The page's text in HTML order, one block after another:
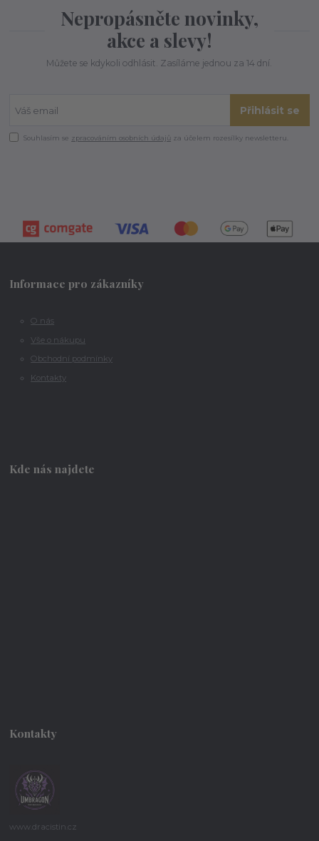
Nepropásněte novinky,
akce a slevy!
Můžete se kdykoli odhlásit. Zasíláme jednou za 14 dní.
Přihlásit se
Souhlasím se zpracováním osobních údajů za účelem rozesílky newsletteru.
Informace pro zákazníky
O nás
Vše o nákupu
Obchodní podmínky
Kontakty
Kde nás najdete
Kontakty
www.dracistin.cz